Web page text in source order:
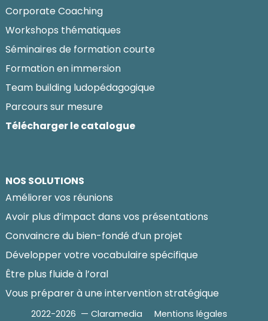
Corporate Coaching
Workshops thématiques
Séminaires de formation courte
Formation en immersion
Team building ludopédagogique
Parcours sur mesure
Télécharger le catalogue
NOS SOLUTIONS
Améliorer vos réunions
Avoir plus d’impact dans vos présentations
Convaincre du bien-fondé d’un projet
Développer votre vocabulaire spécifique
Être plus fluide à l’oral
Vous préparer à une intervention stratégique
2022-2026 — Claramedia Mentions légales